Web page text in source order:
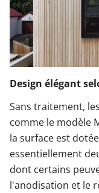
Design élégant
Sans traitement,
comme le modèle
la surface est
essentiellement
dont certains
l'anodisation et le